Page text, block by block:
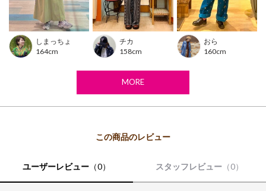
ポケット：なし
---------------------------------
【お取り扱い上のご注意】
・回転式乾燥機（タンブラー）は型崩れや収縮の恐れがあるためご使用
でご使用はお避け下さい。
洗い加工を施し独特の風合いを表現している為製品により多少色にばら
しまっちょ
164cm
チカ
158cm
おら
160cm
MORE
ユーザーレビュー （0） スタッフレビュー （0）